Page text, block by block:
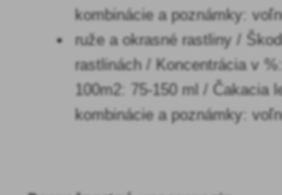
kombinácie a poznámky:
ruže a okrasné rastliny /
rastlinách / Koncentrácia v
100m2: 75-150 ml / Čakacia
kombinácie a poznámky: